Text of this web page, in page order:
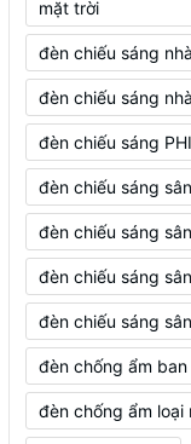
mặt trời
đèn chiếu sáng
đèn chiếu sáng
đèn chiếu sáng
đèn chiếu sáng
đèn chiếu sáng
đèn chiếu sáng
đèn chiếu sáng
đèn chống ẩm
đèn chống ẩm loại